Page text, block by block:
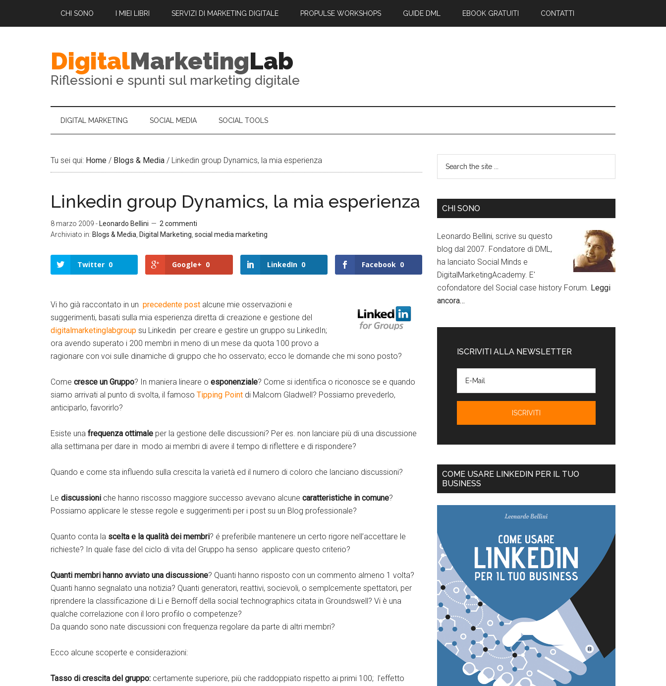
CHI SONO I MIEI LIBRI SERVIZI DI MARKETING DIGITALE PROPULSE WORKSHOPS GUIDE DML EBOOK GRATUITI CONTATTI
DigitalMarketingLab
Riflessioni e spunti sul marketing digitale
DIGITAL MARKETING SOCIAL MEDIA SOCIAL TOOLS
Tu sei qui: Home / Blogs & Media / Linkedin group Dynamics, la mia esperienza
Linkedin group Dynamics, la mia esperienza
8 marzo 2009 - Leonardo Bellini
2 commenti
Archiviato in: Blogs & Media Digital Marketing social media marketing
Twitter 0 Google+ 0 LinkedIn 0 Facebook 0
Twitte
r
Faceb
Vi ho già raccontato in un precedente post alcune mie osservazioni e
suggerimenti, basati sulla mia esperienza diretta di creazione e gestione del
digitalmarketinglabgroup su Linkedin per creare e gestire un gruppo su LinkedIn;
ora avendo superato i 200 membri in meno di un mese da quota 100 provo a
ragionare con voi sulle dinamiche di gruppo che ho osservato; ecco le domande che mi sono posto?
Come cresce un Gruppo? In maniera lineare o esponenziale? Come si identifica o riconosce se e quando
siamo arrivati al punto di svolta, il famoso Tipping Point di Malcom Gladwell? Possiamo prevederlo,
anticiparlo, favorirlo?
Esiste una frequenza ottimale per la gestione delle discussioni? Per es. non lanciare più di una discussione
alla settimana per dare in modo ai membri di avere il tempo di riflettere e di rispondere?
Quando e come sta influendo sulla crescita la varietà ed il numero di coloro che lanciano discussioni?
Le discussioni che hanno riscosso maggiore successo avevano alcune caratteristiche in comune?
Possiamo applicare le stesse regole e suggerimenti per i post su un Blog professionale?
Quanto conta la scelta e la qualità dei membri? é preferibile mantenere un certo rigore nell’accettare le
richieste? In quale fase del ciclo di vita del Gruppo ha senso applicare questo criterio?
Quanti membri hanno avviato una discussione? Quanti hanno risposto con un commento almeno 1 volta?
Quanti hanno segnalato una notizia? Quanti generatori, reattivi, socievoli, o semplcemente spettatori, per
riprendere la classificazione di Li e Bernoff della social technographics citata in Groundswell? Vi è una
qualche correlazione con il loro profilo o competenze?
Da quando sono nate discussioni con frequenza regolare da parte di altri membri?
Ecco alcune scoperte e considerazioni:
Tasso di crescita del gruppo: certamente superiore, più che raddoppiato rispetto ai primi 100; l’effetto
CHI SONO
Leonardo Bellini, scrive su questo
blog dal 2007. Fondatore di DML,
ha lanciato Social Minds e
DigitalMarketingAcademy. E'
cofondatore del Social case history Forum. Leggi
ancora…
ISCRIVITI ALLA NEWSLETTER
COME USARE LINKEDIN PER IL TUO
BUSINESS